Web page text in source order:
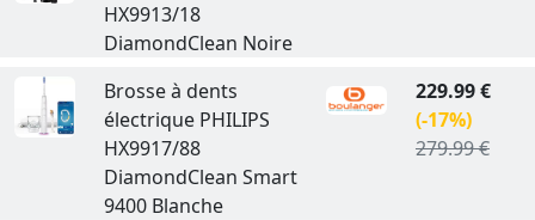
HX9913/18
DiamondClean Noire
Brosse à dents
électrique PHILIPS
HX9917/88
DiamondClean Smart
9400 Blanche
229.99 €
(-17%)
279.99 €